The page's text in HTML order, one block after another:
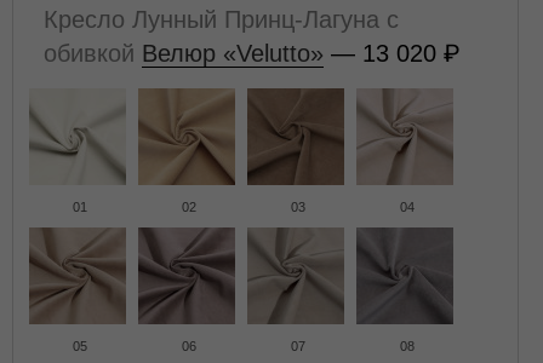
Кресло Лунный Принц-Лагуна с
обивкой Велюр «Velutto» — 13 020
01 02 03 04
05 06 07 08